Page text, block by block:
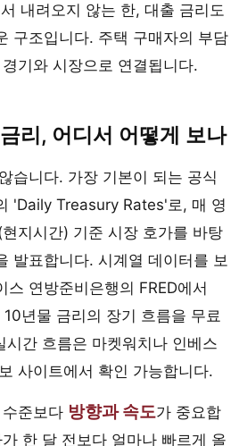
내려오지 않는 한, 대출 금리도
구조입니다. 주택 구매자의 부담
기와 시장으로 연결됩니다.
리, 어디서 어떻게 보나
습니다. 가장 기본이 되는 공식
'Daily Treasury Rates'로, 매 영
지시간) 기준 시장 호가를 바탕
발표합니다. 시계열 데이터를 보
스 연방준비은행의 FRED에서
년물 금리의 장기 흐름을 무료
시간 흐름은 마켓워치나 인베스
사이트에서 확인 가능합니다.
준보다 방향과 속도가 중요합
한 달 전보다 얼마나 빠르게 올